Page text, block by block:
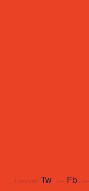
Compartir Tw. Fb.